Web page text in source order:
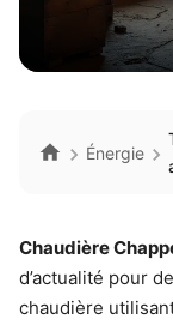
Énergie
Chaudière
d’actualité pour
chaudière